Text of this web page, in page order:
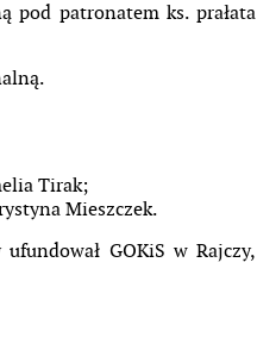
pod patronatem ks. prałata
Tirak;
Mieszczek.
GOKiS w Rajczy,